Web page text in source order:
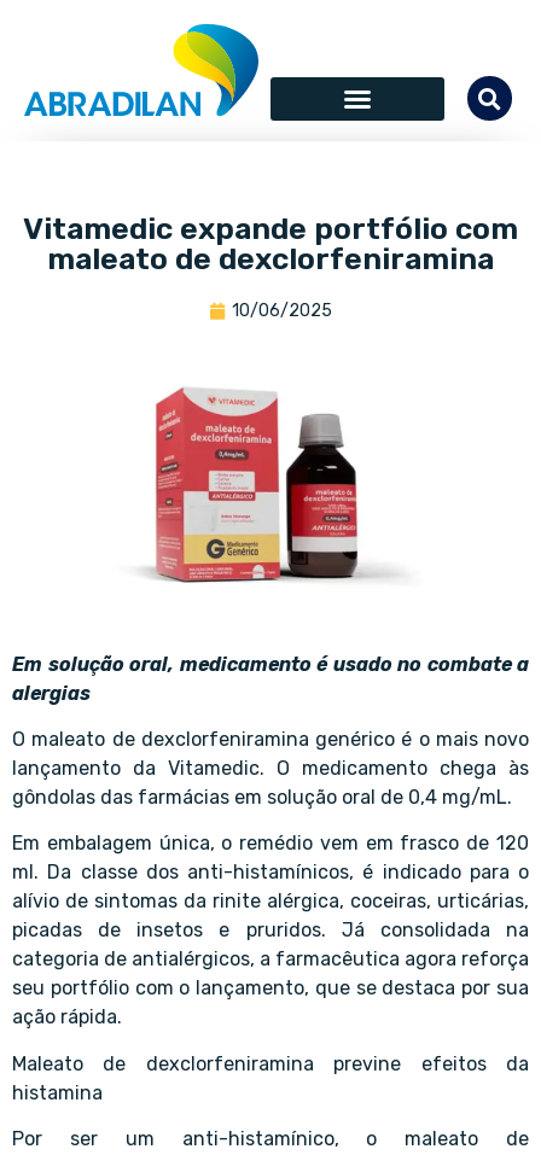
Vitamedic expande portfólio com
maleato de dexclorfeniramina
10/06/2025
Em solução oral, medicamento é usado no combate a
alergias
O maleato de dexclorfeniramina genérico é o mais novo
lançamento da Vitamedic. O medicamento chega às
gôndolas das farmácias em solução oral de 0,4 mg/mL.
Em embalagem única, o remédio vem em frasco de 120
ml. Da classe dos anti-histamínicos, é indicado para o
alívio de sintomas da rinite alérgica, coceiras, urticárias,
picadas de insetos e pruridos. Já consolidada na
categoria de antialérgicos, a farmacêutica agora reforça
seu portfólio com o lançamento, que se destaca por sua
ação rápida.
Maleato de dexclorfeniramina previne efeitos da
histamina
Por ser um anti-histamínico, o maleato de